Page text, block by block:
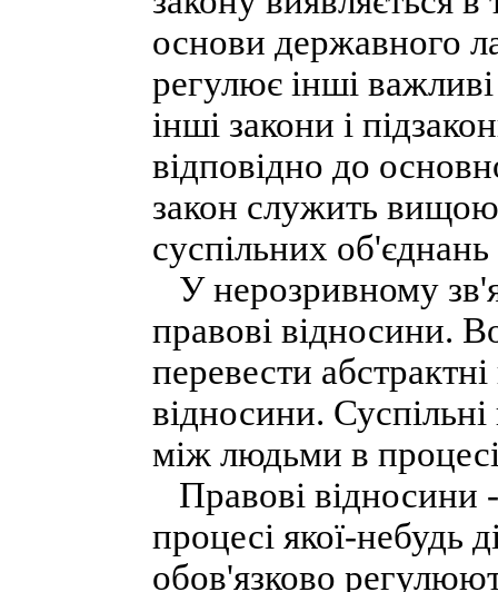
основи державного
регулює інші
інші закони і
відповідно до
закон служить
суспільних
У нерозривному
правові відносини.
перевести
відносини.
між людьми в процесі
Правові відносини
процесі якої-небудь
обов'язково